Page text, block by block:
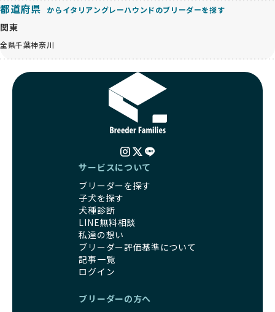
都道府県 からイタリアングレーハウンドのブリーダーを探す
関東
全県千葉神奈川
サービスについて
ブリーダーを探す
子犬を探す
犬種診断
LINE無料相談
私達の想い
ブリーダー評価基準について
記事一覧
ログイン
ブリーダーの方へ